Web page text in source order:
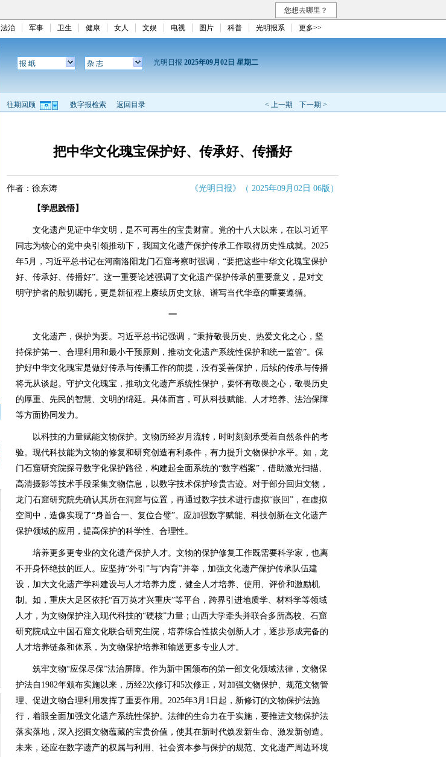
您想去哪里？
法治 军事 卫生 健康 女人 文娱 电视 图片 科普 光明报系 更多>>
报 纸 杂 志 光明日报 2025年09月02日 星期二
< 上一期 下一期 >
往期回顾 数字报检索 返回目录
把中华文化瑰宝保护好、传承好、传播好
作者：徐东涛 《光明日报》（ 2025年09月02日 06版）
【学思践悟】
文化遗产见证中华文明，是不可再生的宝贵财富。党的十八大以来，在以习近平
同志为核心的党中央引领推动下，我国文化遗产保护传承工作取得历史性成就。2025
年5月，习近平总书记在河南洛阳龙门石窟考察时强调，“要把这些中华文化瑰宝保护
好、传承好、传播好”。这一重要论述强调了文化遗产保护传承的重要意义，是对文
明守护者的殷切嘱托，更是新征程上赓续历史文脉、谱写当代华章的重要遵循。
一
文化遗产，保护为要。习近平总书记强调，“秉持敬畏历史、热爱文化之心，坚
持保护第一、合理利用和最小干预原则，推动文化遗产系统性保护和统一监管”。保
护好中华文化瑰宝是做好传承与传播工作的前提，没有妥善保护，后续的传承与传播
将无从谈起。守护文化瑰宝，推动文化遗产系统性保护，要怀有敬畏之心，敬畏历史
的厚重、先民的智慧、文明的绵延。具体而言，可从科技赋能、人才培养、法治保障
等方面协同发力。
以科技的力量赋能文物保护。文物历经岁月流转，时时刻刻承受着自然条件的考
验。现代科技能为文物的修复和研究创造有利条件，有力提升文物保护水平。如，龙
门石窟研究院探寻数字化保护路径，构建起全面系统的“数字档案”，借助激光扫描、
高清摄影等技术手段采集文物信息，以数字技术保护珍贵古迹。对于部分回归文物，
龙门石窟研究院先确认其所在洞窟与位置，再通过数字技术进行虚拟“嵌回”，在虚拟
空间中，造像实现了“身首合一、复位合璧”。应加强数字赋能、科技创新在文化遗产
保护领域的应用，提高保护的科学性、合理性。
培养更多更专业的文化遗产保护人才。文物的保护修复工作既需要科学家，也离
不开身怀绝技的匠人。应坚持“外引”与“内育”并举，加强文化遗产保护传承队伍建
设，加大文化遗产学科建设与人才培养力度，健全人才培养、使用、评价和激励机
制。如，重庆大足区依托“百万英才兴重庆”等平台，跨界引进地质学、材料学等领域
人才，为文物保护注入现代科技的“硬核”力量；山西大学牵头并联合多所高校、石窟
研究院成立中国石窟文化联合研究生院，培养综合性拔尖创新人才，逐步形成完备的
人才培养链条和体系，为文物保护培养和输送更多专业人才。
筑牢文物“应保尽保”法治屏障。作为新中国颁布的第一部文化领域法律，文物保
护法自1982年颁布实施以来，历经2次修订和5次修正，对加强文物保护、规范文物管
理、促进文物合理利用发挥了重要作用。2025年3月1日起，新修订的文物保护法施
行，着眼全面加强文化遗产系统性保护。法律的生命力在于实施，要推进文物保护法
落实落地，深入挖掘文物蕴藏的宝贵价值，使其在新时代焕发新生命、激发新创造。
未来，还应在数字遗产的权属与利用、社会资本参与保护的规范、文化遗产周边环境